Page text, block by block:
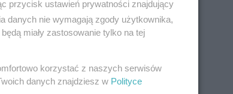
dodano 23-9-2022
20 lat temu było na
się nowe drzewa. Ma to
przycisk ustawień prywatności znajdujący
danych nie wymagają zgody użytkownika,
miały zastosowanie tylko na tej
korzystać z naszych serwisów
danych znajdziesz w Polityce